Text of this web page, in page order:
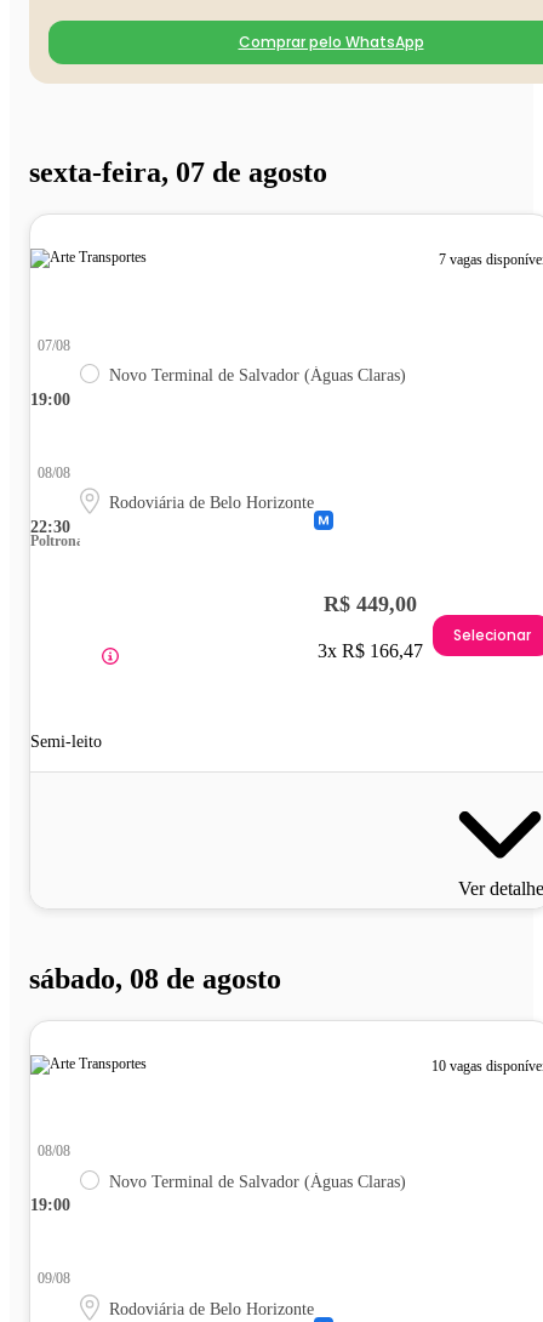
Comprar pelo WhatsApp
sexta-feira, 07 de agosto
7 vagas
19:00
07/08
Novo Terminal de Salvador (Águas Claras)
22:30
08/08
Rodoviária de Belo Horizonte
Poltrona
Semi-leito
R$ 449,00
3x R$ 166,47
Selecionar
Ver
sábado, 08 de agosto
10 vagas
19:00
08/08
Novo Terminal de Salvador (Águas Claras)
09/08
Rodoviária de Belo Horizonte